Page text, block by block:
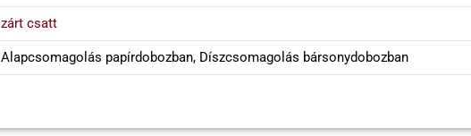
zárt csatt
Alapcsomagolás papírdobozban, Díszcsomagolás bársonydobozban